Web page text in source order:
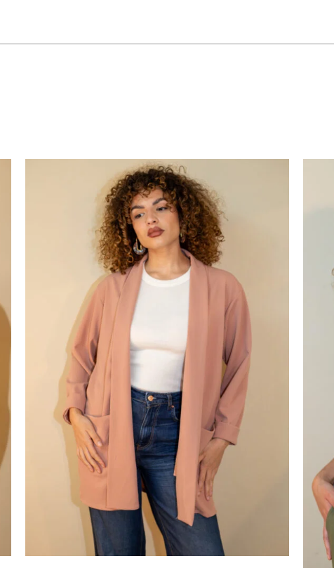
PLUSIEURS
VARIATIONS.
LES
OPTIONS
PEUVENT
ÊTRE
LA